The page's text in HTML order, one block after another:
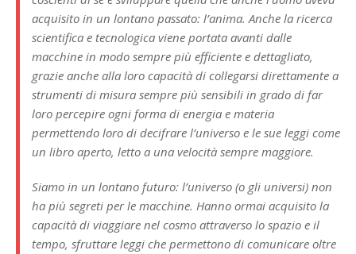
acquisito in un lontano passato: l’anima. Anche la ricerca
scientifica e tecnologica viene portata avanti dalle
macchine in modo sempre più efficiente e dettagliato,
grazie anche alla loro capacità di collegarsi direttamente a
strumenti di misura sempre più sensibili in grado di far
loro percepire ogni forma di energia e materia
permettendo loro di decifrare l’universo e le sue leggi come
un libro aperto, letto a una velocità sempre maggiore.
Siamo in un lontano futuro: l’universo (o gli universi) non
ha più segreti per le macchine. Hanno ormai acquisito la
capacità di viaggiare nel cosmo attraverso lo spazio e il
tempo, sfruttare leggi che permettono di comunicare oltre